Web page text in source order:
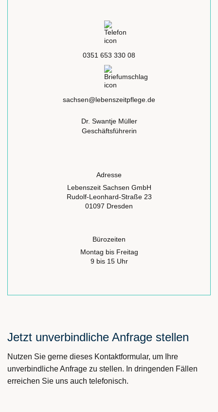
0351 653 330 08
sachsen@lebenszeitpflege.de
Dr. Swantje Müller
Geschäftsführerin
Adresse
Lebenszeit Sachsen GmbH
Rudolf-Leonhard-Straße 23
01097 Dresden
Bürozeiten
Montag bis Freitag
9 bis 15 Uhr
Jetzt unverbindliche Anfrage stellen
Nutzen Sie gerne dieses Kontaktformular, um Ihre
unverbindliche Anfrage zu stellen. In dringenden Fällen
erreichen Sie uns auch telefonisch.